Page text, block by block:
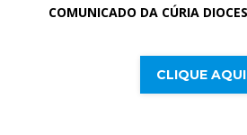
COMUNICADO DA CÚRIA
CLIQUE AQUI